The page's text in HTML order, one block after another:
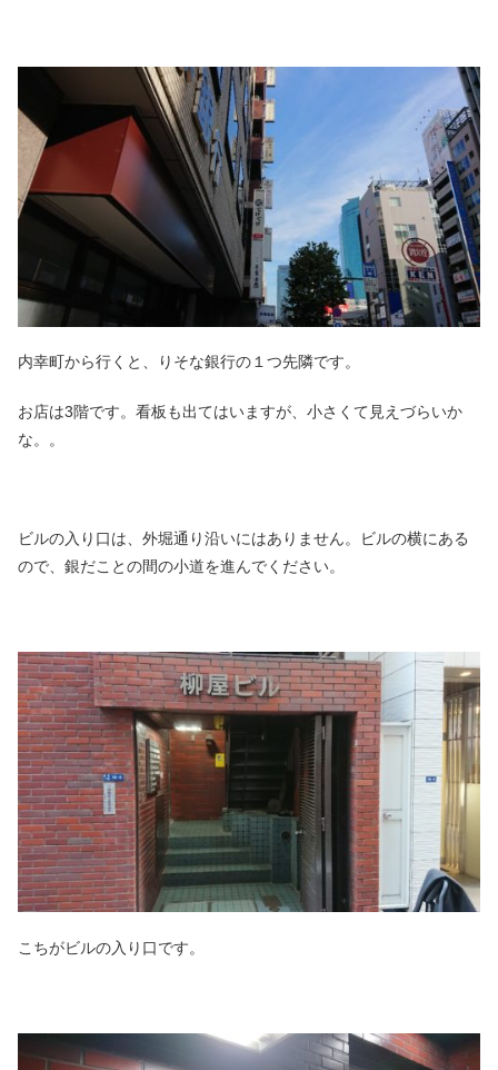
内幸町から行くと、りそな銀行の１つ先隣です。
お店は3階です。看板も出てはいますが、小さくて見えづらいか
な。。
ビルの入り口は、外堀通り沿いにはありません。ビルの横にある
ので、銀だことの間の小道を進んでください。
こちがビルの入り口です。